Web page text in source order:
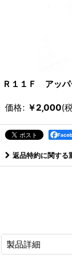
Ｒ１１Ｆ アッパ
価格: ￥2,000(
返品特約に関する
製品詳細